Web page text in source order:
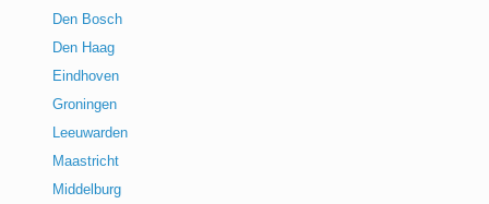
Den Bosch
Den Haag
Eindhoven
Groningen
Leeuwarden
Maastricht
Middelburg